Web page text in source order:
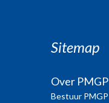
Sitemap
Over PMGP
Bestuur PMGP